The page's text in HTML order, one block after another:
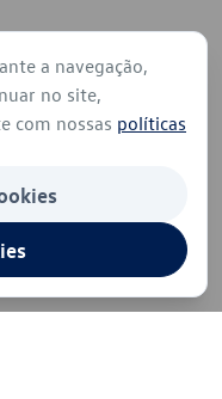
a navegação,
no site,
com nossas políticas